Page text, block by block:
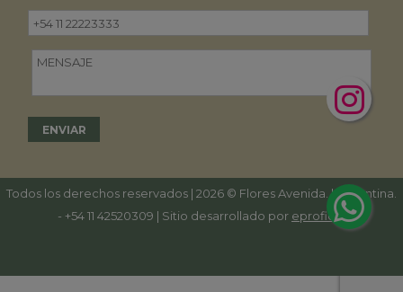
Todos los derechos reservados | 2026 © Flores Avenida. | Argentina.
- +54 11 42520309 | Sitio desarrollado por eproficio